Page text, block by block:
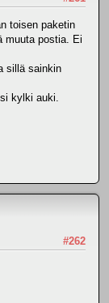
toisen paketin
muuta postia. Ei
sillä sainkin
kylki auki.
#262